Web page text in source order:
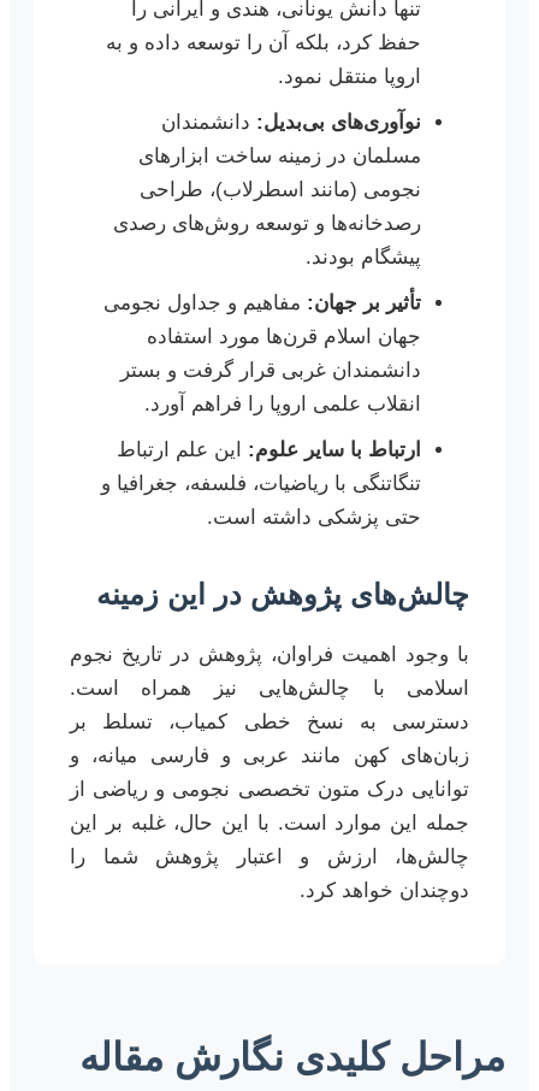
تنها دانش یونانی، هندی و ایرانی را
حفظ کرد، بلکه آن را توسعه داده و به
اروپا منتقل نمود.
نوآوری‌های بی‌بدیل: دانشمندان
مسلمان در زمینه ساخت ابزارهای
نجومی (مانند اسطرلاب)، طراحی
رصدخانه‌ها و توسعه روش‌های رصدی
پیشگام بودند.
تأثیر بر جهان: مفاهیم و جداول نجومی
جهان اسلام قرن‌ها مورد استفاده
دانشمندان غربی قرار گرفت و بستر
انقلاب علمی اروپا را فراهم آورد.
ارتباط با سایر علوم: این علم ارتباط
تنگاتنگی با ریاضیات، فلسفه، جغرافیا و
حتی پزشکی داشته است.
چالش‌های پژوهش در این زمینه
با وجود اهمیت فراوان، پژوهش در تاریخ نجوم
اسلامی با چالش‌هایی نیز همراه است.
دسترسی به نسخ خطی کمیاب، تسلط بر
زبان‌های کهن مانند عربی و فارسی میانه، و
توانایی درک متون تخصصی نجومی و ریاضی از
جمله این موارد است. با این حال، غلبه بر این
چالش‌ها، ارزش و اعتبار پژوهش شما را
دوچندان خواهد کرد.
مراحل کلیدی نگارش مقاله